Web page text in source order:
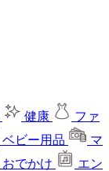
健康
ファ
ベビー用品
マ
おでかけ
エン